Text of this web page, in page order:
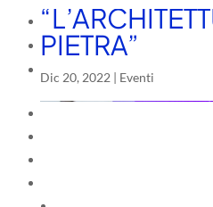
PIETRA”
Dic 20, 2022 | Eventi